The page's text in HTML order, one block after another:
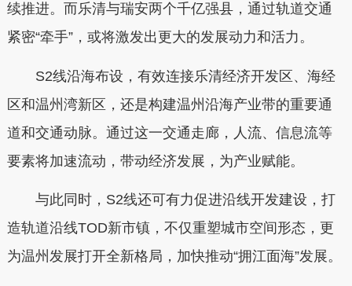
续推进。而乐清与瑞安两个千亿强县，通过轨道交通
紧密“牵手”，或将激发出更大的发展动力和活力。
S2线沿海布设，有效连接乐清经济开发区、海经
区和温州湾新区，还是构建温州沿海产业带的重要通
道和交通动脉。通过这一交通走廊，人流、信息流等
要素将加速流动，带动经济发展，为产业赋能。
与此同时，S2线还可有力促进沿线开发建设，打
造轨道沿线TOD新市镇，不仅重塑城市空间形态，更
为温州发展打开全新格局，加快推动“拥江面海”发展。